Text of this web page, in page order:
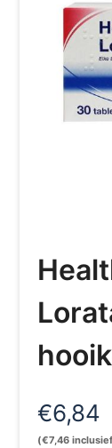
€6,84
(€7,46